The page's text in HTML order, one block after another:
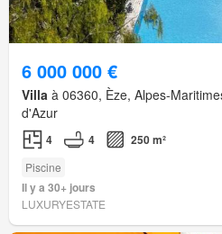
6 000 000 €
Villa à 06360, Èze, Alpes-
d'Azur
4 4 250 m²
Piscine
Il y a 30+ jours
LUXURYESTATE